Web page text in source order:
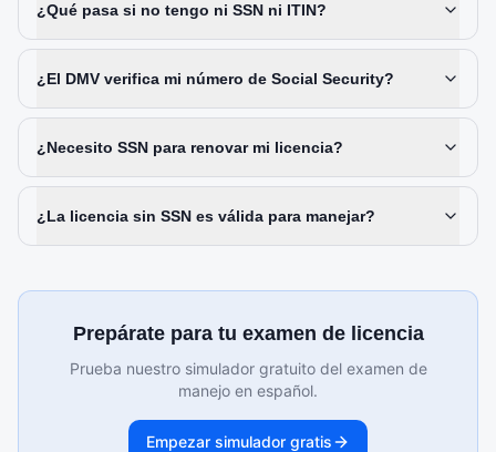
¿Qué pasa si no tengo ni SSN ni ITIN?
¿El DMV verifica mi número de Social Security?
¿Necesito SSN para renovar mi licencia?
¿La licencia sin SSN es válida para manejar?
Prepárate para tu examen de licencia
Prueba nuestro simulador gratuito del examen de
manejo en español.
Empezar simulador gratis